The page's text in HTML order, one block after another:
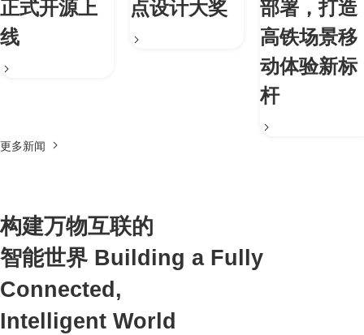
正式开源上
线
点设计大奖
部署，打造
高铁场景移
动体验新标
杆
更多新闻
构建万物互联的
智能世界 Building a Fully
Connected,
Intelligent World